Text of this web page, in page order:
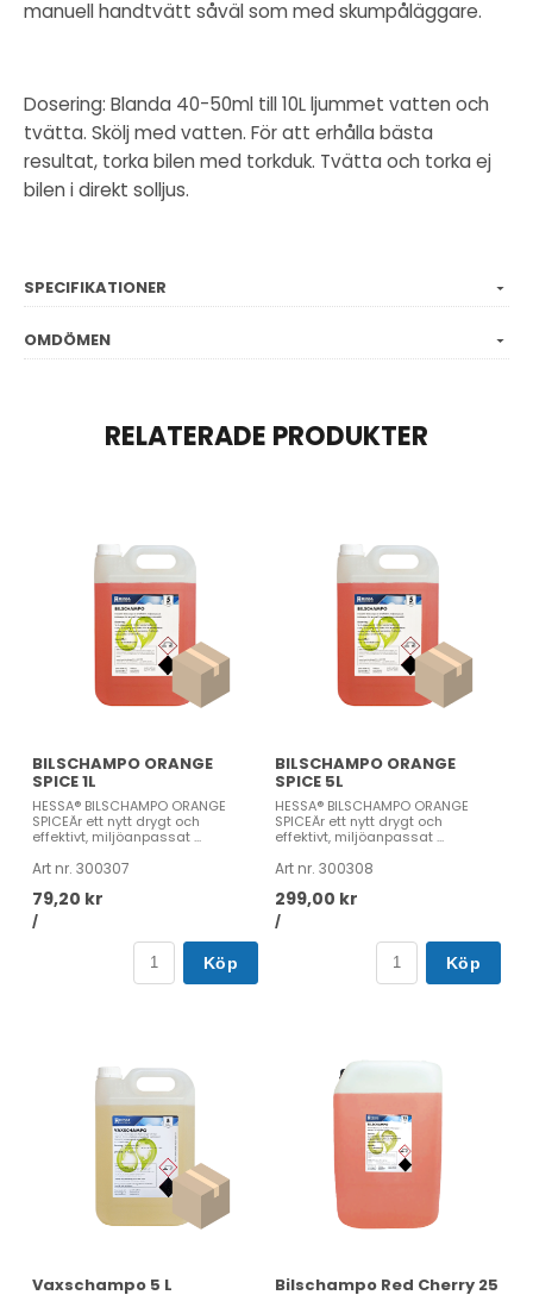
manuell handtvätt såväl som med skumpåläggare.
Dosering: Blanda 40-50ml till 10L ljummet vatten och
tvätta. Skölj med vatten. För att erhålla bästa
resultat, torka bilen med torkduk. Tvätta och torka ej
bilen i direkt solljus.
SPECIFIKATIONER
OMDÖMEN
RELATERADE PRODUKTER
BILSCHAMPO ORANGE
SPICE 1L
HESSA® BILSCHAMPO ORANGE
SPICEÄr ett nytt drygt och
effektivt, miljöanpassat ...
Art nr. 300307
79,20 kr
/
Köp
BILSCHAMPO ORANGE
SPICE 5L
HESSA® BILSCHAMPO ORANGE
SPICEÄr ett nytt drygt och
effektivt, miljöanpassat ...
Art nr. 300308
299,00 kr
/
Köp
Vaxschampo 5 L Bilschampo Red Cherry 25